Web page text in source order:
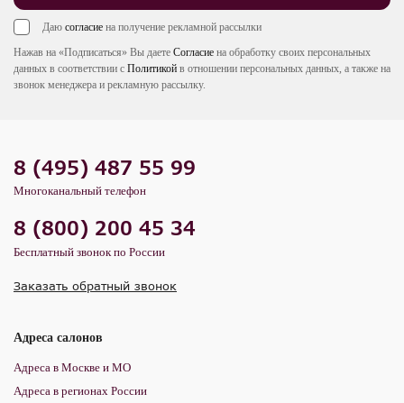
Даю согласие на получение рекламной рассылки
Нажав на «Подписаться» Вы даете Согласие на обработку своих персональных
данных в соответствии с Политикой в отношении персональных данных, а также на
звонок менеджера и рекламную рассылку.
8 (495) 487 55 99
Многоканальный телефон
8 (800) 200 45 34
Бесплатный звонок по России
Заказать обратный звонок
Адреса салонов
Адреса в Москве и МО
Адреса в регионах России